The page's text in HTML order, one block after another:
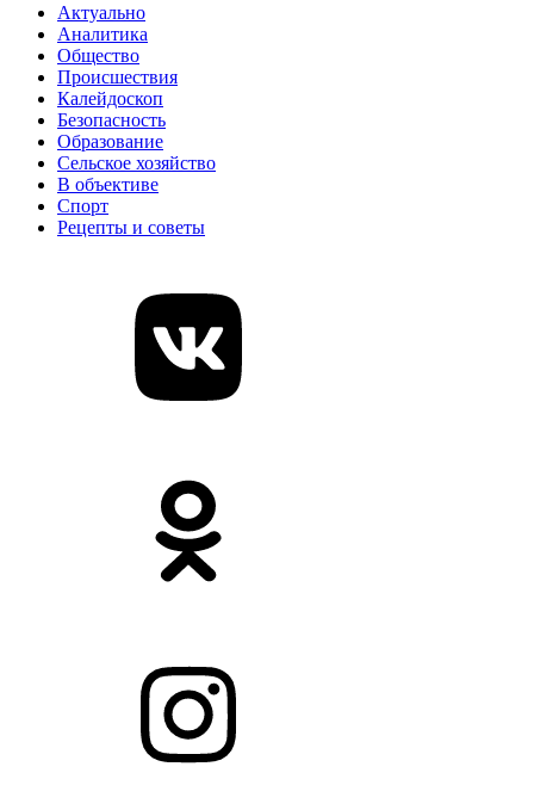
Актуально
Аналитика
Общество
Происшествия
Калейдоскоп
Безопасность
Образование
Сельское хозяйство
В объективе
Спорт
Рецепты и советы